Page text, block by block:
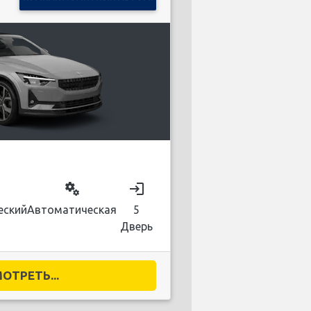
miscellaneous_services
Автоматическая
login
5
Дверь